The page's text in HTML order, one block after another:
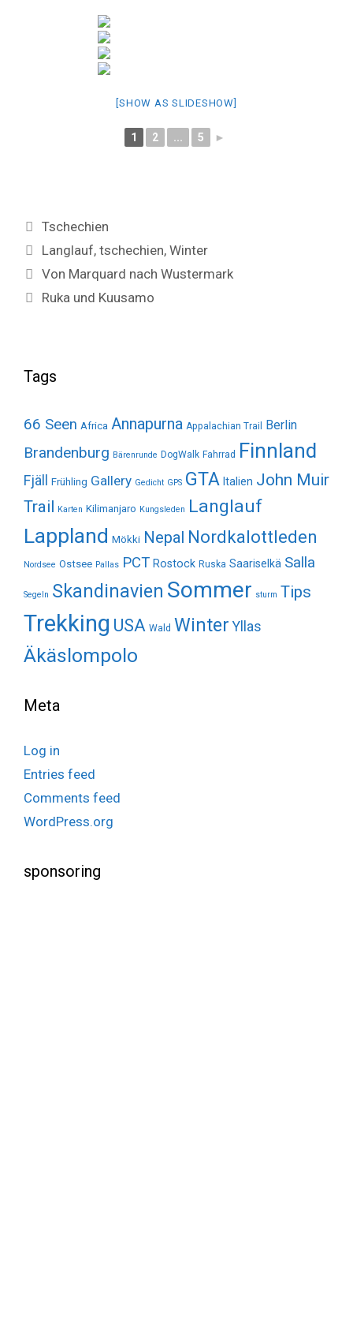
[SHOW AS SLIDESHOW]
1 2 ... 5 ►
Categories
Tschechien
Tags
Langlauf,tschechien,Winter
Von Marquard nach Wustermark
Ruka und Kuusamo
Tags
66 Seen Africa Annapurna Appalachian Trail Berlin
Brandenburg Bärenrunde DogWalk Fahrrad Finnland
Fjäll Frühling Gallery Gedicht GPS GTA Italien John Muir
Trail Karten Kilimanjaro Kungsleden Langlauf
Lappland Mökki Nepal Nordkalottleden
Nordsee Ostsee Pallas PCT Rostock Ruska Saariselkä Salla
Segeln Skandinavien Sommer sturm Tips
Trekking USA Wald Winter Yllas
Äkäslompolo
Meta
Log in
Entries feed
Comments feed
WordPress.org
sponsoring